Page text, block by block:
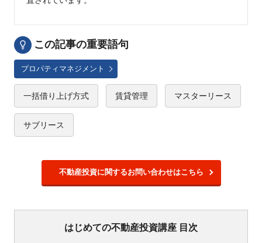
この記事の重要語句
プロパティマネジメント
一括借り上げ方式 賃貸管理 マスターリース
サブリース
不動産投資に関するお問い合わせはこちら
はじめての不動産投資講座 目次